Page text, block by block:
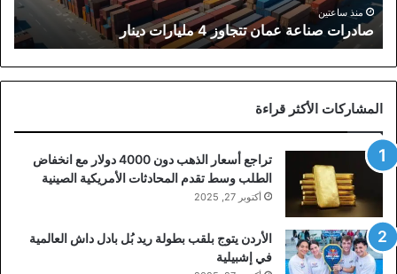
منذ ساعتين
صادرات صناعة عمان تتجاوز 4 مليارات دينار
المشاركات الأكثر قراءة
تراجع أسعار الذهب دون 4000 دولار مع انخفاض
الطلب وسط تقدم المحادثات الأمريكية الصينية
أكتوبر 27, 2025
الأردن يتوج بلقب بطولة ريد بُل بادل داش العالمية
في إشبيلية